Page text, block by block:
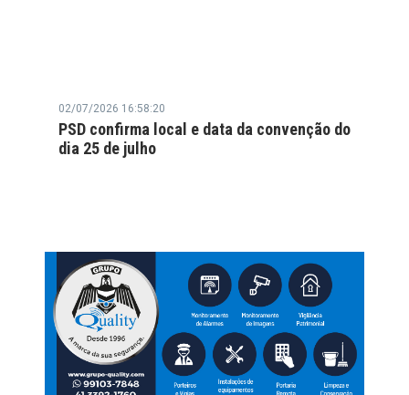
02/07/2026 16:58:20
PSD confirma local e data da convenção do
dia 25 de julho